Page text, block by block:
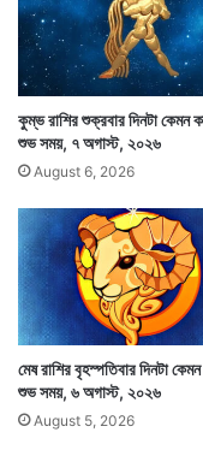
প্রতিদিন সারাদিনের
যে সময়টা শুভকাজের
করলে শুভই হবে একথা
গ্রহ নক্ষত্র ইত্যাদির
তবুও কিছুটা শুভ
কুম্ভ রাশির শুক্রবার দিনটা কেমন
শুভ সময়, ৭ অগাস্ট, ২০২৬
August 6, 2026
মেষ রাশির বৃহস্পতিবার দিনটা
শুভ সময়, ৬ অগাস্ট, ২০২৬
August 5, 2026